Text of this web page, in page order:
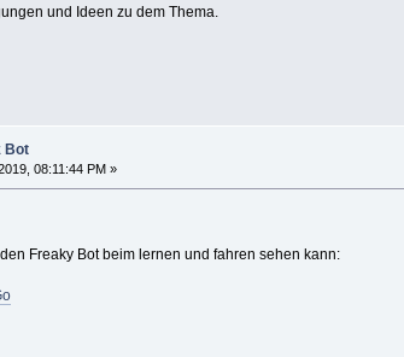
und Ideen zu dem Thema.
Bot
08:11:44 PM »
Freaky Bot beim lernen und fahren sehen kann: